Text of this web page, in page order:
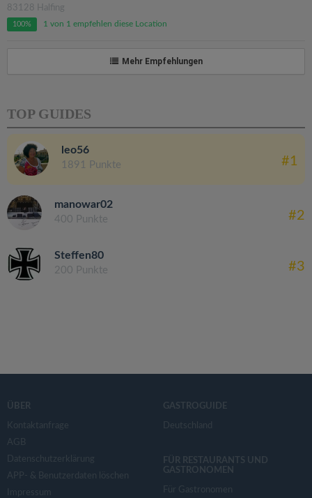
83128 Halfing
100% 1 von 1 empfehlen diese Location
Mehr Empfehlungen
TOP GUIDES
leo56
1891 Punkte #1
manowar02
400 Punkte #2
Steffen80
200 Punkte #3
ÜBER
Kontaktanfrage
AGB
Datenschutzerklärung
APP- & Benutzerdaten löschen
Impressum
GASTROGUIDE
Deutschland
FÜR RESTAURANTS UND
GASTRONOMEN
Für Gastronomen